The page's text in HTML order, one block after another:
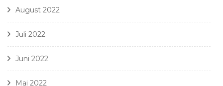
August 2022
Juli 2022
Juni 2022
Mai 2022